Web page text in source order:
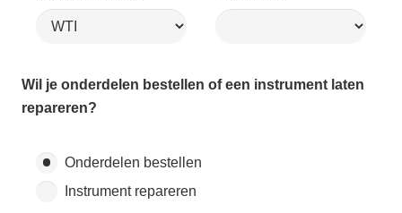
Wil je onderdelen bestellen of een instrument laten
repareren?
Onderdelen bestellen
Instrument repareren